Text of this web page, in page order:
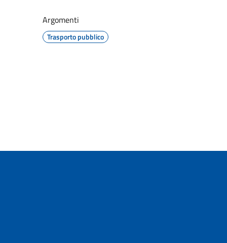
Argomenti
Trasporto pubblico